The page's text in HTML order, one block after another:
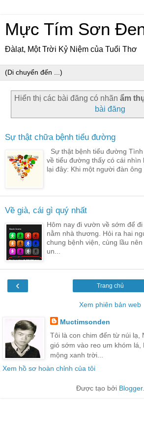
Mực Tím Sơn
Đàlạt, Một Trời Kỷ Niệm của Tuổi Thơ
Hiển thị các bài đăng có nhãnẩm
bài đăng
Sự thật chữa bệnh tiểu đường
Sự thật bệnh tiểu đường
về tiểu đường thấy có cái nhìn
lại đây: Khi một người đàn ông
Về già, cái gì quý nhất
Hôm nay đi vườn về sớm để
nằm nhà thương. Hỏi ra hai
chung bệnh viện, cùng lầu
un...
‹ Trang chủ
Xem phiên bản web
Muctimsonden
Tôi là con chim đến từ núi lạ,
gió sớm vào reo um khóm lá,
mộng xanh trời...
Xem hồ sơ hoàn chỉnh của tôi
Được tạo bởi Blogger.